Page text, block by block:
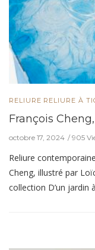
RELIURE RELIURE À
François
octobre 17, 2024 905
Reliure
Cheng, illustré par
collection D’un jardin